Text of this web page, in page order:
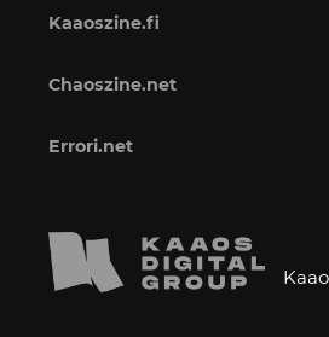
Kaaoszine.fi
Chaoszine.net
Errori.net